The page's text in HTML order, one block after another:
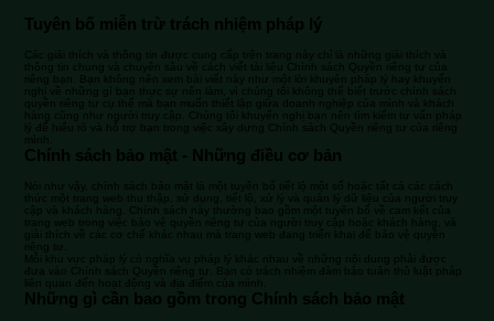
Tuyên bố miễn trừ trách nhiệm pháp lý
Các giải thích và thông tin được cung cấp trên trang này chỉ là những giải thích và
thông tin chung và chuyên sâu về cách viết tài liệu Chính sách Quyền riêng tư của
riêng bạn. Bạn không nên xem bài viết này như một lời khuyên pháp lý hay khuyến
nghị về những gì bạn thực sự nên làm, vì chúng tôi không thể biết trước chính sách
quyền riêng tư cụ thể mà bạn muốn thiết lập giữa doanh nghiệp của mình và khách
hàng cũng như người truy cập. Chúng tôi khuyến nghị bạn nên tìm kiếm tư vấn pháp
lý để hiểu rõ và hỗ trợ bạn trong việc xây dựng Chính sách Quyền riêng tư của riêng
Chính sách bảo mật - Những điều cơ bản
Nói như vậy, chính sách bảo mật là một tuyên bố tiết lộ một số hoặc tất cả các cách
thức một trang web thu thập, sử dụng, tiết lộ, xử lý và quản lý dữ liệu của người truy
cập và khách hàng. Chính sách này thường bao gồm một tuyên bố về cam kết của
trang web trong việc bảo vệ quyền riêng tư của người truy cập hoặc khách hàng, và
giải thích về các cơ chế khác nhau mà trang web đang triển khai để bảo vệ quyền
riêng tư.
Mỗi khu vực pháp lý có nghĩa vụ pháp lý khác nhau về những nội dung phải được
đưa vào Chính sách Quyền riêng tư. Bạn có trách nhiệm đảm bảo tuân thủ luật pháp
liên quan đến hoạt động và địa điểm của mình.
Những gì cần bao gồm trong Chính sách bảo mật